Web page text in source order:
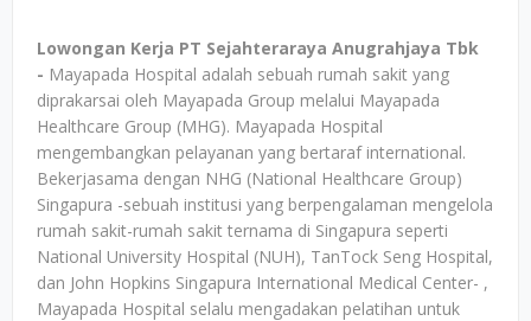
Lowongan Kerja PT Sejahteraraya Anugrahjaya Tbk
- Mayapada Hospital adalah sebuah rumah sakit yang
diprakarsai oleh Mayapada Group melalui Mayapada
Healthcare Group (MHG). Mayapada Hospital
mengembangkan pelayanan yang bertaraf international.
Bekerjasama dengan NHG (National Healthcare Group)
Singapura -sebuah institusi yang berpengalaman mengelola
rumah sakit-rumah sakit ternama di Singapura seperti
National University Hospital (NUH), TanTock Seng Hospital,
dan John Hopkins Singapura International Medical Center- ,
Mayapada Hospital selalu mengadakan pelatihan untuk